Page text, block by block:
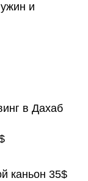
и
в Дахаб
каньон 35$